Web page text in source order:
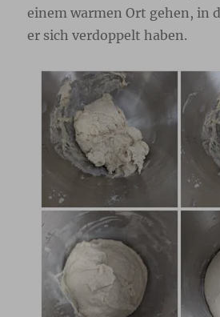
einem warmen Ort gehen, in
er sich verdoppelt haben.